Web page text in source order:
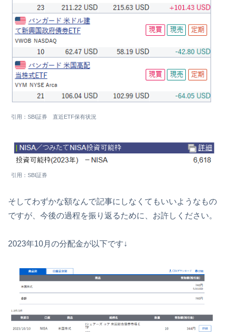
引用：SBI証券 直近ETF保有状況
引用：SBI証券
そしてわずかな額なんで記事にしなくてもいいようなもの
ですが、今後の過程を振り返るために、お許しください。
2023年10月の分配金が以下です↓